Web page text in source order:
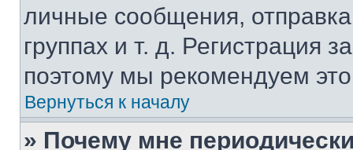
личные сообщения,
группах и т. д. Регистрация
поэтому мы рекомендуем
Вернуться к началу
» Почему мне